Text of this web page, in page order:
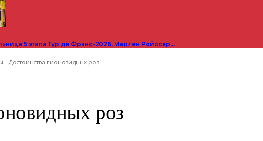
5 этапа Тур де Франс-2026, Марлен Ройссер…
Достоинства пионовидных роз
роз